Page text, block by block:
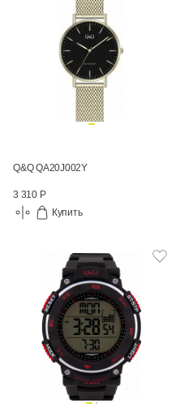
Q&Q QA20J002Y
3 310 Р
Купить